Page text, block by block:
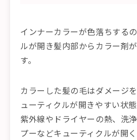
インナーカラーが色落ちする
ルが開き髪内部からカラー剤
す。
カラーした髪の毛はダメージ
ューティクルが開きやすい状態
紫外線やドライヤーの熱、洗
プーなどキューティクルが開